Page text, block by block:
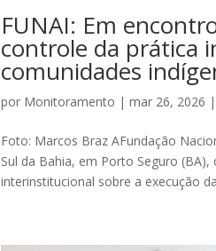
FUNAI: Em
controle da prática
comunidades
por Monitoramento |mar 26, 2026 |
Foto: Marcos Braz AFundação
Sul da Bahia, em Porto Seguro
interinstitucional sobre a execução